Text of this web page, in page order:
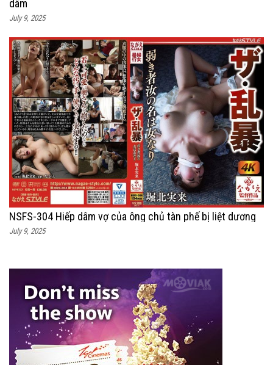
dâm
July 9, 2025
NSFS-304 Hiếp dâm vợ của ông chủ tàn phế bị liệt dương
July 9, 2025